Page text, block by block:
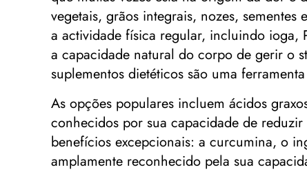
vegetais, grãos integrais, nozes,
a actividade física regular, incluindo ioga,
a capacidade natural do corpo de gerir o
suplementos dietéticos são uma
As opções populares incluem ácidos
conhecidos por sua capacidade de
benefícios excepcionais: a curcumina, o
amplamente reconhecido pela sua